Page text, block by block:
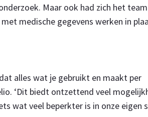
Maar ook had zich het team
medische gegevens werken in
alles wat je gebruikt en maakt per
‘Dit biedt ontzettend veel
wat veel beperkter is in onze eigen